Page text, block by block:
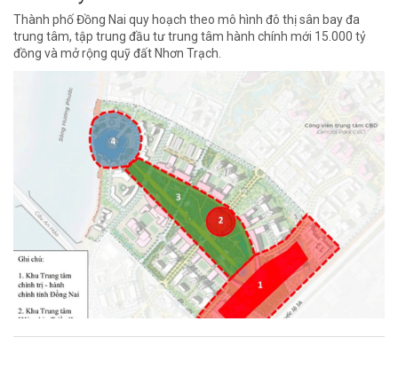
Thành phố Đồng Nai quy hoạch theo mô hình đô thị sân bay đa
trung tâm, tập trung đầu tư trung tâm hành chính mới 15.000 tỷ
đồng và mở rộng quỹ đất Nhơn Trạch.